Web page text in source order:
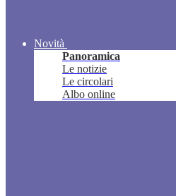
Novità
Panoramica
Le notizie
Le circolari
Albo online